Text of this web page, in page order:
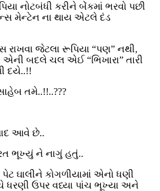
નોટબંધી કરીને બેંકમાં ભરવો પછી
મેન્ટેન ના થાય એટલે દંડ
રાખવા જેટલા રૂપિયા “પણ” નથી,
બદલે ચલ એઈ “ભિખારા” તારી
દયે..!!
તમે..!!..???
આવે છે..
ભૂખ્યું ને નાગું હતું..
ઘાલીને કોગળીયામાં એનો ધણી
ધરણી ઉપર વધ્યા પાંચ ભૂખ્યા અને